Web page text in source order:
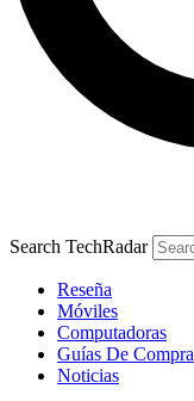
Search TechRadar
Reseña
Móviles
Computadoras
Guías De Compra
Noticias